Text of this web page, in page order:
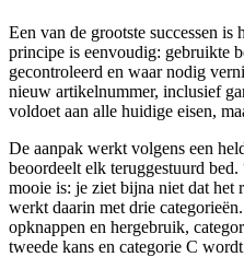
Een van de grootste successen
principe is eenvoudig: gebruikte
gecontroleerd en waar nodig
nieuw artikelnummer, inclusief
voldoet aan alle huidige eisen,
De aanpak werkt volgens een
beoordeelt elk teruggestuurd
mooie is: je ziet bijna niet dat het
werkt daarin met drie
opknappen en hergebruik,
tweede kans en categorie C